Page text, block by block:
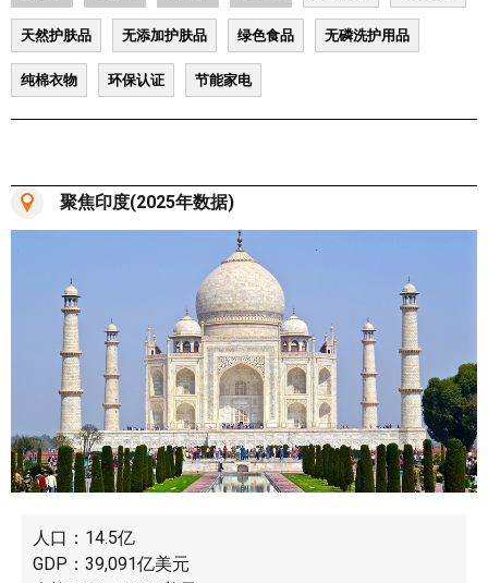
天然护肤品 无添加护肤品 绿色食品 无磷洗护用品
纯棉衣物 环保认证 节能家电
聚焦印度(2025年数据)
人口：14.5亿
GDP：39,091亿美元